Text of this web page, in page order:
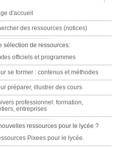
d'accueil
des ressources (notices)
sélection de ressources:
officiels et programmes
se former : contenus et méthodes
préparer, illustrer des cours
professionnel: formation,
entreprises
ressources pour le lycée ?
Pixees pour le lycée.